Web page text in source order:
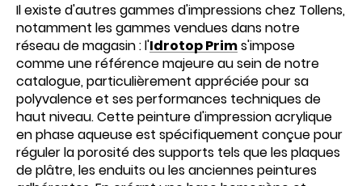
Il existe d'autres gammes d'impressions chez Tollens,
notamment les gammes vendues dans notre
réseau de magasin : l'Idrotop Prims'impose
comme une référence majeure au sein de notre
catalogue, particulièrement appréciée pour sa
polyvalence et ses performances techniques de
haut niveau. Cette peinture d'impression acrylique
en phase aqueuse est spécifiquement conçue pour
réguler la porosité des supports tels que les plaques
de plâtre, les enduits ou les anciennes peintures